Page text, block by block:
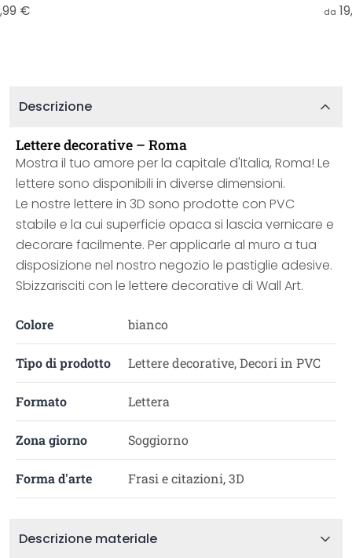
€
da
Descrizione
Lettere decorative – Roma
Mostra il tuo amore per la capitale d'Italia, Roma! Le
lettere sono disponibili in diverse dimensioni.
Le nostre lettere in 3D sono prodotte con PVC
stabile e la cui superficie opaca si lascia vernicare e
decorare facilmente. Per applicarle al muro a tua
disposizione nel nostro negozio le pastiglie adesive.
Sbizzarisciti con le lettere decorative di Wall Art.
Colore bianco
Tipo di prodotto Lettere decorative, Decori in PVC
Formato Lettera
Zona giorno Soggiorno
Forma d'arte Frasi e citazioni, 3D
Descrizione materiale